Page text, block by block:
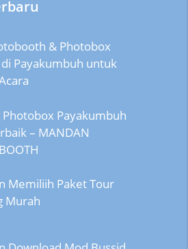
& Photobox
Payakumbuh untuk
Payakumbuh
– MANDAN
Memiliih Paket Tour
Murah